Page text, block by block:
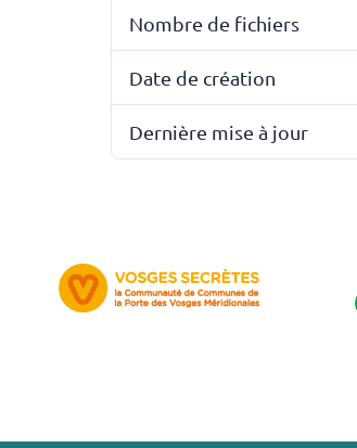
Nombre de fichiers
Date de création
Dernière mise à jour